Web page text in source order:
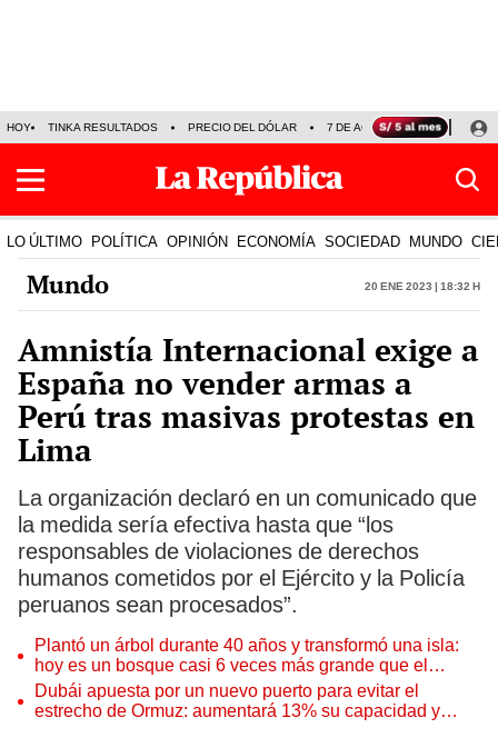
HOY TINKA RESULTADOS PRECIO DEL DÓLAR 7 DE AGOSTO OLLANTA
LO ÚLTIMO POLÍTICA OPINIÓN ECONOMÍA SOCIEDAD MUNDO
Mundo 20 Ene 2023 | 18:32 h
Amnistía Internacional exige a
España no vender armas a
Perú tras masivas protestas en
Lima
La organización declaró en un comunicado que
la medida sería efectiva hasta que “los
responsables de violaciones de derechos
humanos cometidos por el Ejército y la Policía
peruanos sean procesados”.
Plantó un árbol durante 40 años y transformó una isla:
hoy es un bosque casi 6 veces más grande que el
Parque de las Leyendas
Dubái apuesta por un nuevo puerto para evitar el
estrecho de Ormuz: aumentará 13% su capacidad y